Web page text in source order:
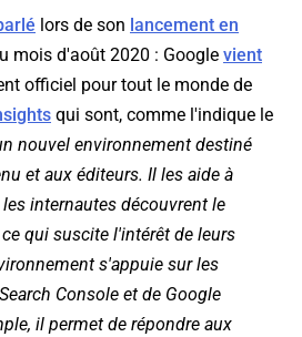
lors de son lancement en
mois d'août 2020 : Google vient
officiel pour tout le monde de
qui sont, comme l'indique le
nouvel environnement destiné
et aux éditeurs. Il les aide à
internautes découvrent le
qui suscite l'intérêt de leurs
s'appuie sur les
Console et de Google
il permet de répondre aux